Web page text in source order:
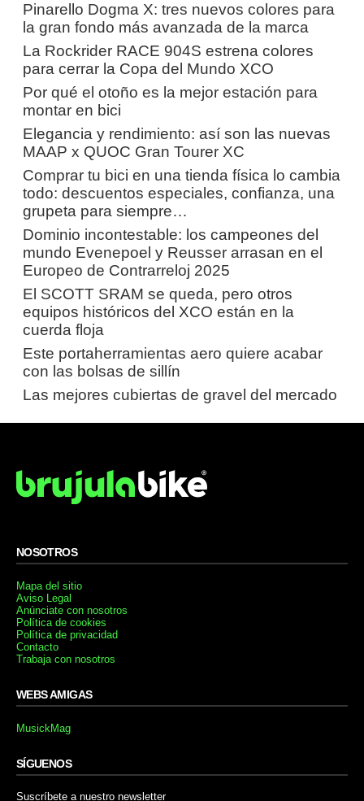
Pinarello Dogma X: tres nuevos colores para
la gran fondo más avanzada de la marca
La Rockrider RACE 904S estrena colores
para cerrar la Copa del Mundo XCO
Por qué el otoño es la mejor estación para
montar en bici
Elegancia y rendimiento: así son las nuevas
MAAP x QUOC Gran Tourer XC
Comprar tu bici en una tienda física lo cambia
todo: descuentos especiales, confianza, una
grupeta para siempre…
Dominio incontestable: los campeones del
mundo Evenepoel y Reusser arrasan en el
Europeo de Contrarreloj 2025
El SCOTT SRAM se queda, pero otros
equipos históricos del XCO están en la
cuerda floja
Este portaherramientas aero quiere acabar
con las bolsas de sillín
Las mejores cubiertas de gravel del mercado
NOSOTROS
Mapa del sitio
Aviso Legal
Anúnciate con nosotros
Política de cookies
Política de privacidad
Contacto
Trabaja con nosotros
WEBS AMIGAS
MusickMag
SÍGUENOS
Suscríbete a nuestro newsletter